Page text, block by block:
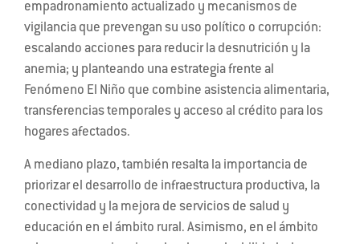
empadronamiento actualizado y mecanismos de
vigilancia que prevengan su uso político o corrupción:
escalando acciones para reducir la desnutrición y la
anemia; y planteando una estrategia frente al
Fenómeno El Niño que combine asistencia alimentaria,
transferencias temporales y acceso al crédito para los
hogares afectados.
A mediano plazo, también resalta la importancia de
priorizar el desarrollo de infraestructura productiva, la
conectividad y la mejora de servicios de salud y
educación en el ámbito rural. Asimismo, en el ámbito